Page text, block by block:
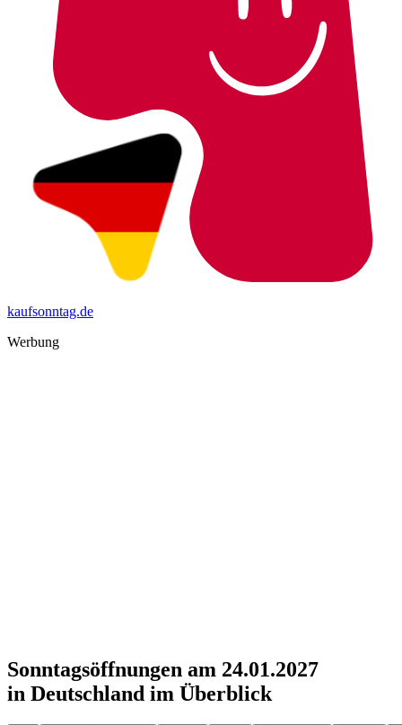
kaufsonntag.de
Werbung
Sonntagsöffnungen am 24.01.2027
in Deutschland im Überblick